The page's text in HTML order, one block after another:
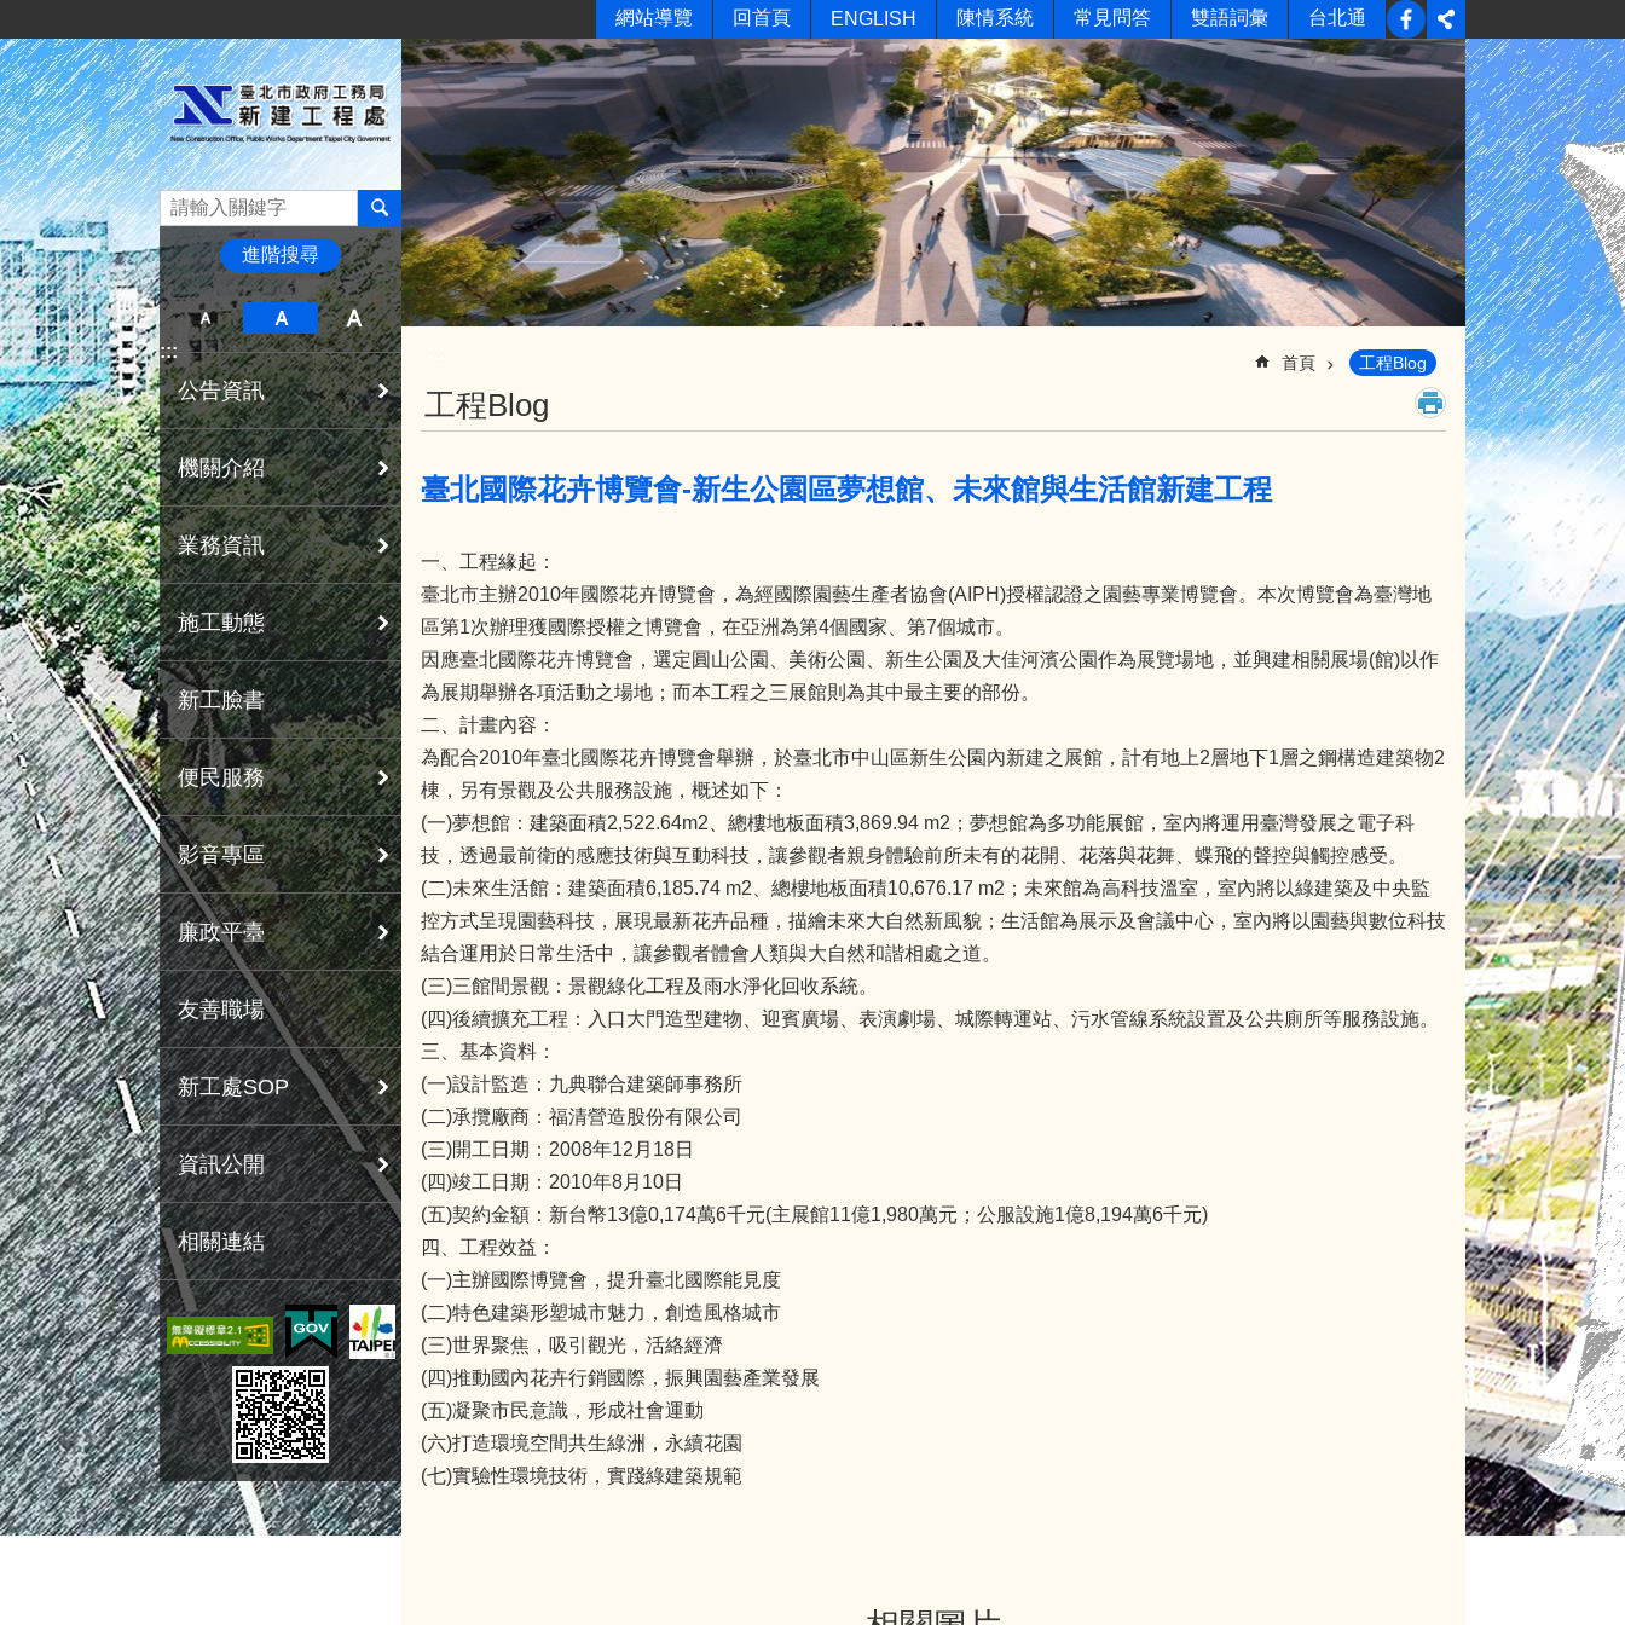
網站導覽 回首頁 ENGLISH 陳情系統 常見問答 雙語詞彙 台北通
進階搜尋
:::
公告資訊
機關介紹
業務資訊
施工動態
新工臉書
便民服務
影音專區
廉政平臺
友善職場
新工處SOP
資訊公開
相關連結
首頁 工程Blog
工程Blog
臺北國際花卉博覽會-新生公園區夢想館、未來館與生活館新建工程
一、工程緣起：
臺北市主辦2010年國際花卉博覽會，為經國際園藝生產者協會(AIPH)授權認證之園藝專業博覽會。本次博覽會為臺灣地
區第1次辦理獲國際授權之博覽會，在亞洲為第4個國家、第7個城市。
因應臺北國際花卉博覽會，選定圓山公園、美術公園、新生公園及大佳河濱公園作為展覽場地，並興建相關展場(館)以作
為展期舉辦各項活動之場地；而本工程之三展館則為其中最主要的部份。
二、計畫內容：
為配合2010年臺北國際花卉博覽會舉辦，於臺北市中山區新生公園內新建之展館，計有地上2層地下1層之鋼構造建築物2
棟，另有景觀及公共服務設施，概述如下：
(一)夢想館：建築面積2,522.64m2、總樓地板面積3,869.94 m2；夢想館為多功能展館，室內將運用臺灣發展之電子科
技，透過最前衛的感應技術與互動科技，讓參觀者親身體驗前所未有的花開、花落與花舞、蝶飛的聲控與觸控感受。
(二)未來生活館：建築面積6,185.74 m2、總樓地板面積10,676.17 m2；未來館為高科技溫室，室內將以綠建築及中央監
控方式呈現園藝科技，展現最新花卉品種，描繪未來大自然新風貌；生活館為展示及會議中心，室內將以園藝與數位科技
結合運用於日常生活中，讓參觀者體會人類與大自然和諧相處之道。
(三)三館間景觀：景觀綠化工程及雨水淨化回收系統。
(四)後續擴充工程：入口大門造型建物、迎賓廣場、表演劇場、城際轉運站、污水管線系統設置及公共廁所等服務設施。
三、基本資料：
(一)設計監造：九典聯合建築師事務所
(二)承攬廠商：福清營造股份有限公司
(三)開工日期：2008年12月18日
(四)竣工日期：2010年8月10日
(五)契約金額：新台幣13億0,174萬6千元(主展館11億1,980萬元；公服設施1億8,194萬6千元)
四、工程效益：
(一)主辦國際博覽會，提升臺北國際能見度
(二)特色建築形塑城市魅力，創造風格城市
(三)世界聚焦，吸引觀光，活絡經濟
(四)推動國內花卉行銷國際，振興園藝產業發展
(五)凝聚市民意識，形成社會運動
(六)打造環境空間共生綠洲，永續花園
(七)實驗性環境技術，實踐綠建築規範